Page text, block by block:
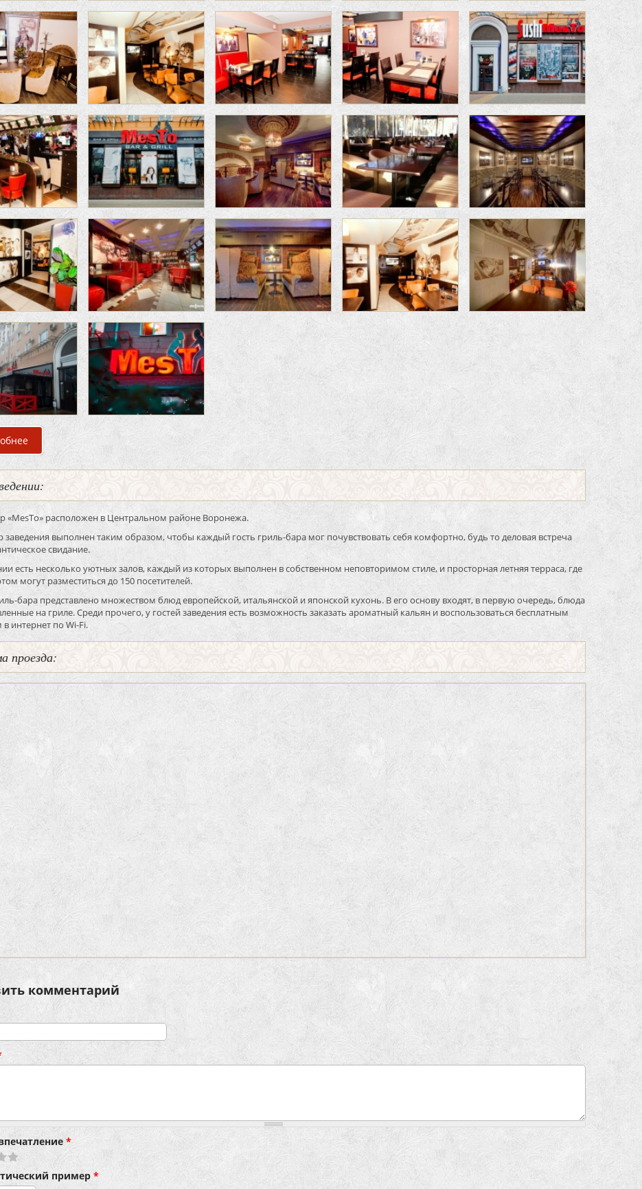
о Банкетный зал Bar & Grill «MesTo»
«МеsTо» расположен в Центральном районе Воронежа.
заведения выполнен таким образом, чтобы каждый гость гриль-бара мог почувствовать себя комфортно, будь то деловая встреча
свидание.
есть несколько уютных залов, каждый из которых выполнен в собственном неповторимом стиле, и просторная летняя терраса, где
могут разместиться до 150 посетителей.
бара представлено множеством блюд европейской, итальянской и японской кухонь. В его основу входят, в первую очередь, блюда
на гриле. Среди прочего, у гостей заведения есть возможность заказать ароматный кальян и воспользоваться бесплатным
в интернет по Wi-Fi.
проезда:
комментарий
*
пример *